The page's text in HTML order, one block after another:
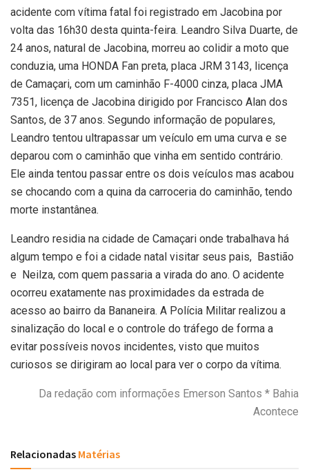
acidente com vítima fatal foi registrado em Jacobina por
volta das 16h30 desta quinta-feira. Leandro Silva Duarte, de
24 anos, natural de Jacobina, morreu ao colidir a moto que
conduzia, uma HONDA Fan preta, placa JRM 3143, licença
de Camaçari, com um caminhão F-4000 cinza, placa JMA
7351, licença de Jacobina dirigido por Francisco Alan dos
Santos, de 37 anos. Segundo informação de populares,
Leandro tentou ultrapassar um veículo em uma curva e se
deparou com o caminhão que vinha em sentido contrário.
Ele ainda tentou passar entre os dois veículos mas acabou
se chocando com a quina da carroceria do caminhão, tendo
morte instantânea.
Leandro residia na cidade de Camaçari onde trabalhava há
algum tempo e foi a cidade natal visitar seus pais, Bastião
e Neilza, com quem passaria a virada do ano. O acidente
ocorreu exatamente nas proximidades da estrada de
acesso ao bairro da Bananeira. A Polícia Militar realizou a
sinalização do local e o controle do tráfego de forma a
evitar possíveis novos incidentes, visto que muitos
curiosos se dirigiram ao local para ver o corpo da vítima.
Da redação com informações Emerson Santos * Bahia
Acontece
Relacionadas Matérias